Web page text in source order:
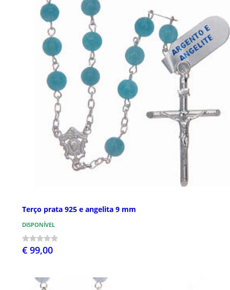
Terço prata 925 e angelita 9 mm
DISPONÍVEL
€ 99,00